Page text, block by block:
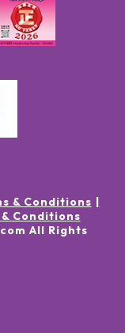
& Conditions
Conditions
All Rights